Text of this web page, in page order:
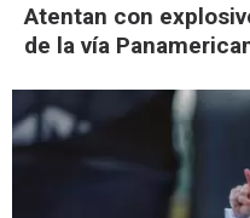
Atentan con
de la vía